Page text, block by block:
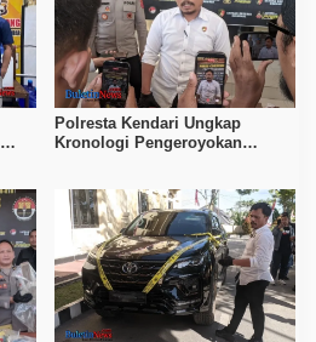
Polresta Kendari Ungkap
Kronologi Pengeroyokan